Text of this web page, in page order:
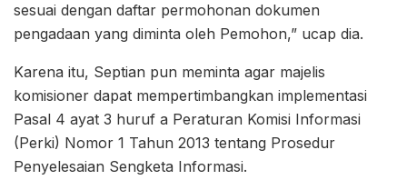
sesuai dengan daftar permohonan dokumen
pengadaan yang diminta oleh Pemohon,” ucap dia.
Karena itu, Septian pun meminta agar majelis
komisioner dapat mempertimbangkan implementasi
Pasal 4 ayat 3 huruf a Peraturan Komisi Informasi
(Perki) Nomor 1 Tahun 2013 tentang Prosedur
Penyelesaian Sengketa Informasi.